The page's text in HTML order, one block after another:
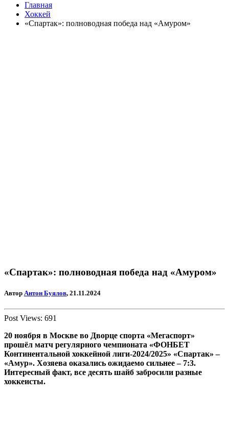
Главная
Хоккей
«Спартак»: полноводная победа над «Амуром»
«Спартак»: полноводная победа над «Амуром»
Автор Антон Буялов, 21.11.2024
Post Views: 691
20 ноября в Москве во Дворце спорта «Мегаспорт»
прошёл матч регулярного чемпионата «ФОНБЕТ
Континентальной хоккейной лиги-2024/2025» «Спартак» –
«Амур». Хозяева оказались ожидаемо сильнее – 7:3.
Интересный факт, все десять шайб забросили разные
хоккеисты.